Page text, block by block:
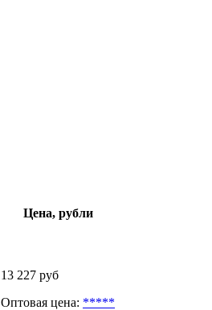
Цена, рубли
13 227 руб
Оптовая цена: *****